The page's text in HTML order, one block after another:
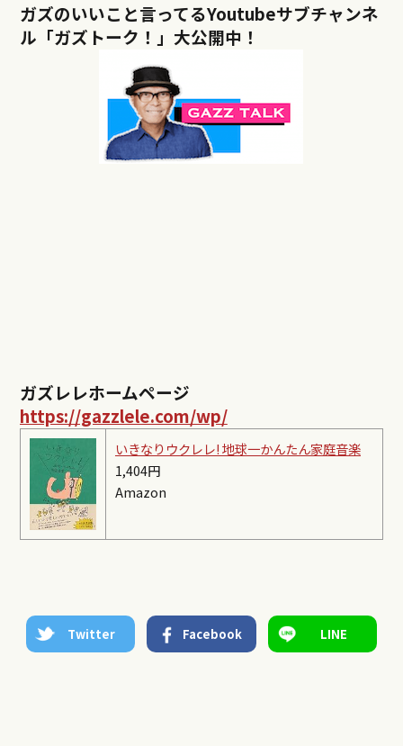
ガズのいいこと言ってるYoutubeサブチャンネ
ル「ガズトーク！」大公開中！
ガズレレホームページ
https://gazzlele.com/wp/
いきなりウクレレ! 地球一かんたん家庭音楽
1,404円
Amazon
Twitter Facebook LINE